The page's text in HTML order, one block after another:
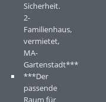
Sicherheit.
2-
Familienhaus,
vermietet,
MA-
Gartenstadt***
***Der
passende
Raum für